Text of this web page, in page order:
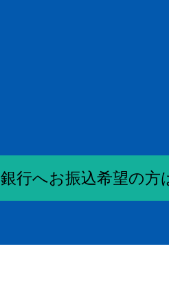
銀行へお振込希望の方